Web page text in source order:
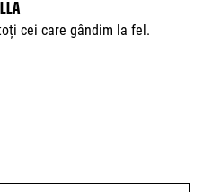
cei care gândim la fel.